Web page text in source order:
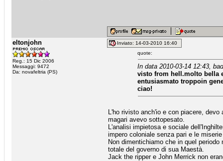
eltonjohn
Reg.: 15 Dic 2006
Messaggi: 9472
Da: novafeltria (PS)
Inviato: 14-03-2010 16:40
quote:
In data 2010-03-14 12:43,
visto from hell.molto bella
entusiasmato troppoin
ciao!
L'ho rivisto anch'io e con piacere,
magari avevo sottopesato.
L'analisi impietosa e sociale
impero coloniale senza pari e le
Non dimentichiamo che in quel
totale del governo di sua Maestà.
Jack the ripper e John Merrick non